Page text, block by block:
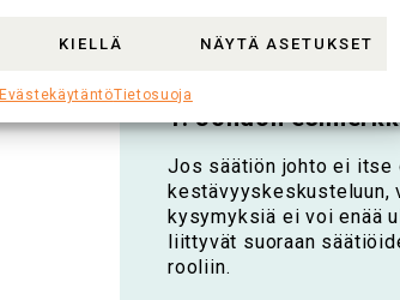
KIELLÄ NÄYTÄ ASETUKSET
EvästekäytäntöTietosuoja
Kaksi
1. Johdon
Jos säätiön johto ei
kestävyyskeskusteluun,
kysymyksiä ei voi enää
liittyvät suoraan
rooliin.